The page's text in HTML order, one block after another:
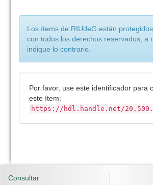
Los ítems de RIUdeG están
con todos los derechos reservados, a
indique lo contrario.
Por favor, use este identificador para
este ítem:
https://hdl.handle.net/
Consultar